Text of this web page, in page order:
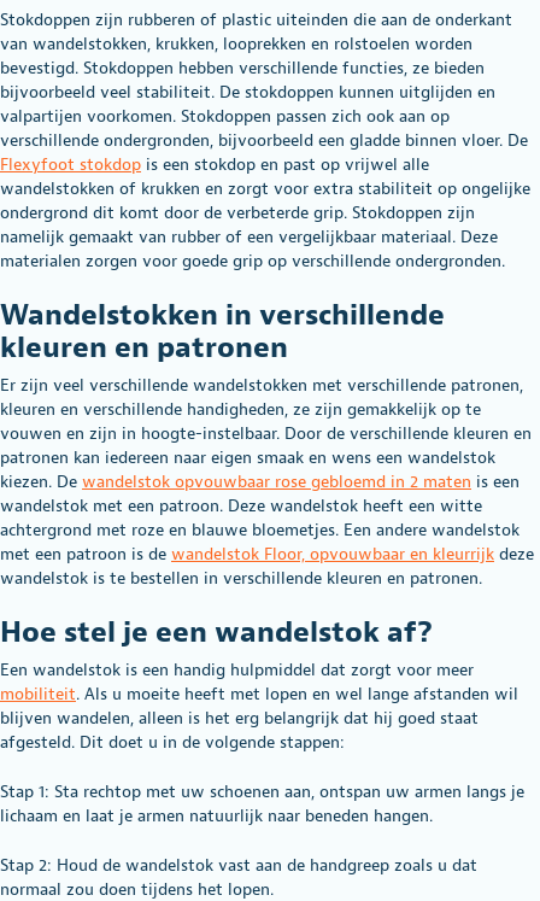
Stokdoppen zijn rubberen of plastic uiteinden die aan de onderkant
van wandelstokken, krukken, looprekken en rolstoelen worden
bevestigd. Stokdoppen hebben verschillende functies, ze bieden
bijvoorbeeld veel stabiliteit. De stokdoppen kunnen uitglijden en
valpartijen voorkomen. Stokdoppen passen zich ook aan op
verschillende ondergronden, bijvoorbeeld een gladde binnen vloer. De
Flexyfoot stokdop is een stokdop en past op vrijwel alle
wandelstokken of krukken en zorgt voor extra stabiliteit op ongelijke
ondergrond dit komt door de verbeterde grip. Stokdoppen zijn
namelijk gemaakt van rubber of een vergelijkbaar materiaal. Deze
materialen zorgen voor goede grip op verschillende ondergronden.
Wandelstokken in verschillende
kleuren en patronen
Er zijn veel verschillende wandelstokken met verschillende patronen,
kleuren en verschillende handigheden, ze zijn gemakkelijk op te
vouwen en zijn in hoogte-instelbaar. Door de verschillende kleuren en
patronen kan iedereen naar eigen smaak en wens een wandelstok
kiezen. De wandelstok opvouwbaar rose gebloemd in 2 maten is een
wandelstok met een patroon. Deze wandelstok heeft een witte
achtergrond met roze en blauwe bloemetjes. Een andere wandelstok
met een patroon is de wandelstok Floor, opvouwbaar en kleurrijk deze
wandelstok is te bestellen in verschillende kleuren en patronen.
Hoe stel je een wandelstok af?
Een wandelstok is een handig hulpmiddel dat zorgt voor meer
mobiliteit. Als u moeite heeft met lopen en wel lange afstanden wil
blijven wandelen, alleen is het erg belangrijk dat hij goed staat
afgesteld. Dit doet u in de volgende stappen:
Stap 1: Sta rechtop met uw schoenen aan, ontspan uw armen langs je
lichaam en laat je armen natuurlijk naar beneden hangen.
Stap 2: Houd de wandelstok vast aan de handgreep zoals u dat
normaal zou doen tijdens het lopen.